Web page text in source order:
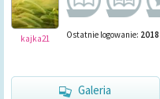
kajka21 Ostatnie logowanie:
Galeria